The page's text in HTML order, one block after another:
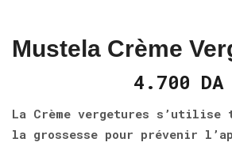
Mustela Crème
4.700 DA
La Crème vergetures s’utilise
la grossesse pour prévenir